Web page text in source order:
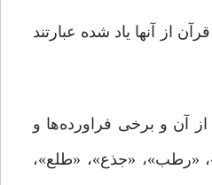
از آنها یاد شده عبارتند
به تکرار ۲۷ بار از آن و برخی فراورده‌ها و
«رطب»، «جذع»، «طلع»،